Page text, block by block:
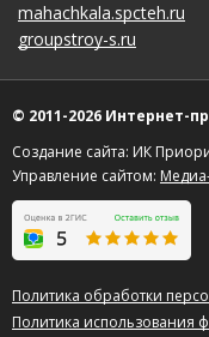
mahachkala.spcteh.ru
groupstroy-s.ru
© 2011-2026 Интернет-
Создание сайта: ИК
Управление сайтом:
Политика обработки
Политика использования